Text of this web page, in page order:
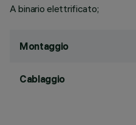
A binario elettrificato;
Montaggio
Cablaggio